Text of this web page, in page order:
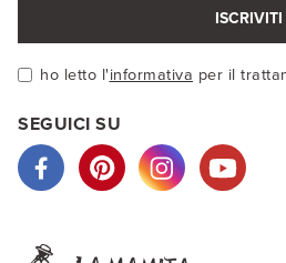
ISCRIVITI
ho letto l'informativa per il
SEGUICI SU